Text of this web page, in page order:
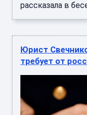
рассказала в
Юрист
требует от